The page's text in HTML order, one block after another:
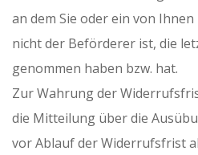
an dem Sie oder ein von
nicht der Beförderer ist, die
genommen haben bzw. hat.
Zur Wahrung der
die Mitteilung über die
vor Ablauf der Widerrufsfrist